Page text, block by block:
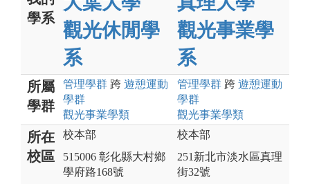
學系
觀光休閒學
系
觀光事業學
系
所屬
學群
管理學群 跨 遊憩運動
學群
觀光事業學類
管理學群 跨 遊憩運動
學群
觀光事業學類
所在
校區
校本部
515006 彰化縣大村鄉
學府路168號
校本部
251新北市淡水區真理
街32號